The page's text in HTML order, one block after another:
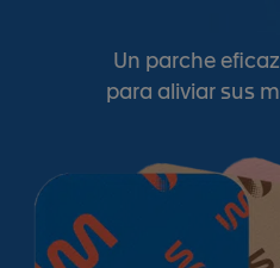
Un parche
para aliviar sus